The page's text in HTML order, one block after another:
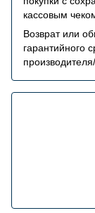
кассовым
Возврат или
гарантийного